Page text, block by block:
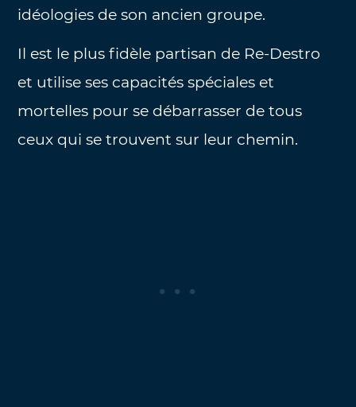
idéologies de son ancien groupe.
Il est le plus fidèle partisan de Re-Destro
et utilise ses capacités spéciales et
mortelles pour se débarrasser de tous
ceux qui se trouvent sur leur chemin.